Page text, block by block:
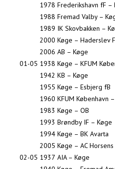
1978 Frederikshavn fF –
1988 Fremad Valby –
1989 IK Skovbakken –
2000 Køge – Haderslev
2006 AB – Køge
01-05 1938 Køge – KFUM
1942 KB – Køge
1955 Køge – Esbjerg fB
1960 KFUM København
1983 Køge – OB
1993 Brøndby IF – Køge
1994 Køge – BK Avarta
2005 Køge – AC Horsens
02-05 1937 AIA – Køge